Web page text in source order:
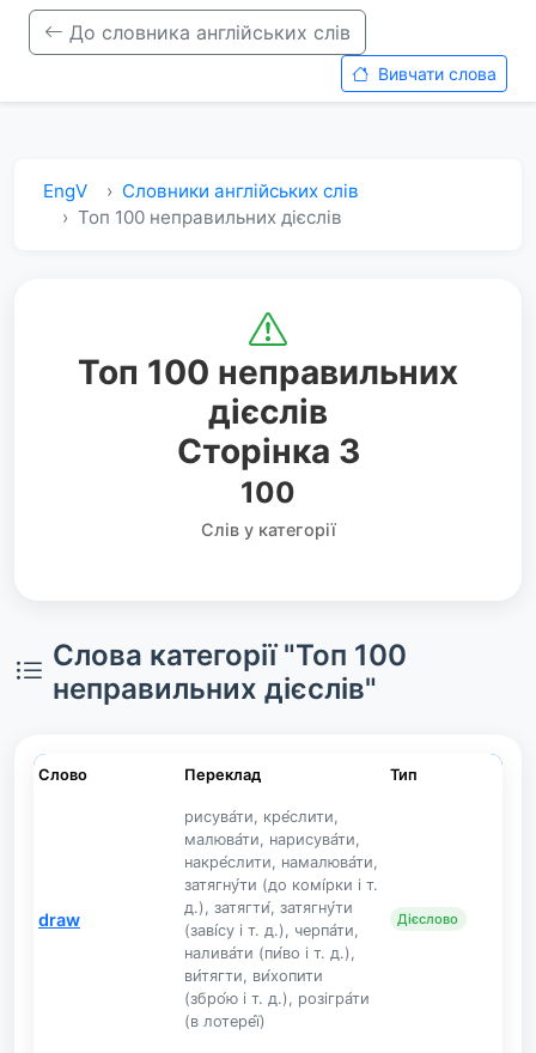
До словника англійських слів
Вивчати слова
EngV
Словники англійських слів
Топ 100 неправильних дієслів
Топ 100 неправильних
дієслів
Сторінка 3
100
Слів у категорії
Слова категорії "Топ 100
неправильних дієслів"
Слово Переклад Тип
draw
рисува́ти, кре́слити,
малюва́ти, нарисува́ти,
накре́слити, намалюва́ти,
затягну́ти (до комі́рки і т.
д.), затягти́, затягну́ти
(заві́су і т. д.), черпа́ти,
налива́ти (пи́во і т. д.),
ви́тягти, ви́хопити
(збро́ю і т. д.), розігра́ти
(в лотере́ї)
Дієслово